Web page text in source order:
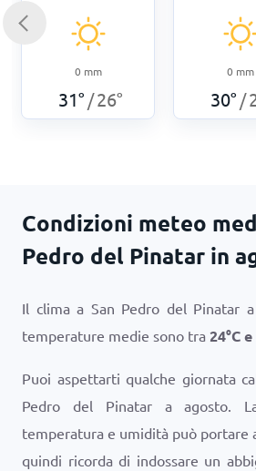
0 mm
31° /26°
0 mm
30° /
Condizioni meteo
Pedro del Pinatar in
Il clima a San Pedro del Pinatar
temperature medie sono tra 24°Ce
Puoi aspettarti qualche giornata
Pedro del Pinatar a agosto.
temperatura e umidità può portare
quindi ricorda di indossare un